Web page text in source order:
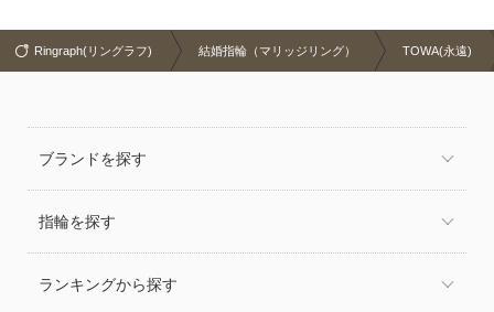
Ringraph(リングラフ) 結婚指輪（マリッジリング） TOWA(永遠)
ブランドを探す
指輪を探す
ランキングから探す